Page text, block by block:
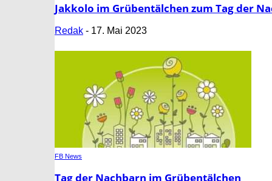
Jakkolo im Grübentälchen zum Tag der
Redak - 17. Mai 2023
FB News
Tag der Nachbarn im Grübentälchen